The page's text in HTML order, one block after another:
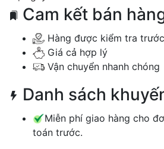
Cam kết bán
Hàng được kiểm tra
Giá cả hợp lý
Vận chuyển nhanh chóng
Danh sách
Miễn phí giao hàng cho
toán trước.